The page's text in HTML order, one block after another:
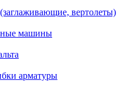
вертолеты)
машины
арматуры